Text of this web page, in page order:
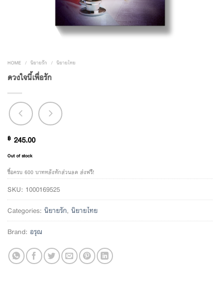
HOME / นิยายรัก / นิยายไทย
ดวงใจนี้เพื่อรัก
฿ 245.00
Out of stock
ซื้อครบ 600 บาทหลังหักส่วนลด ส่งฟรี!
SKU: 1000169525
Categories: นิยายรัก, นิยายไทย
Brand: อรุณ